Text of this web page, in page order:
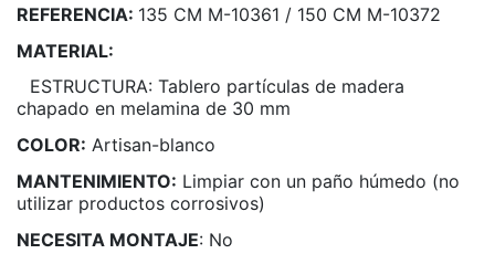
REFERENCIA: 135 CM M-10361 / 150 CM M-10372
MATERIAL:
ESTRUCTURA: Tablero partículas de madera
chapado en melamina de 30 mm
COLOR: Artisan-blanco
MANTENIMIENTO: Limpiar con un paño húmedo (no
utilizar productos corrosivos)
NECESITA MONTAJE: No